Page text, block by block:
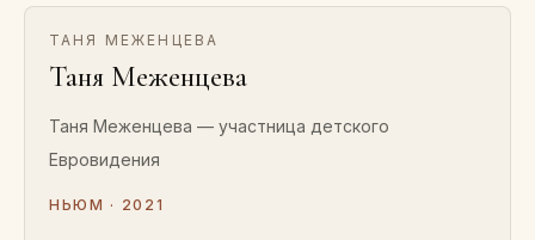
ТАНЯ МЕЖЕНЦЕВА
Таня Меженцева
Таня Меженцева — участница детского
Евровидения
НЬЮМ · 2021